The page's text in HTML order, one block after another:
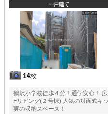
一戸建て
14枚
鶴沢小学校徒歩４分！通学安心！
Fリビング(２号棟) 人気の対面式キ
実の収納スペース！